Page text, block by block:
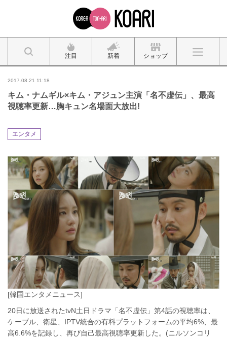
注目 新着 ショップ
2017.08.21 11:18
キム・ナムギル×キム・アジュン主演「名不虚伝」、最高
視聴率更新…胸キュン名場面大放出!
エンタメ
[韓国エンタメニュース]
20日に放送されたtvN土日ドラマ「名不虚伝」第4話の視聴率は、
ケーブル、衛星、IPTV統合の有料プラットフォームの平均6%、最
高6.6%を記録し、再び自己最高視聴率更新した。(ニルソンコリ